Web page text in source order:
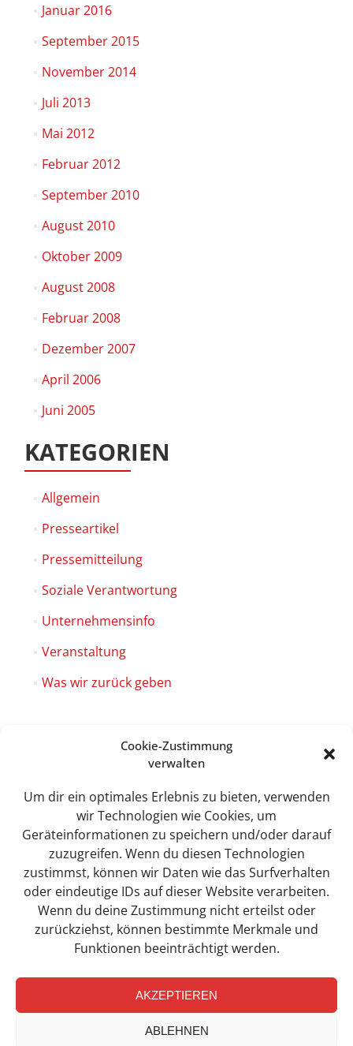
Cookie-Zustimmung
verwalten
Um dir ein optimales Erlebnis zu bieten, verwenden
wir Technologien wie Cookies, um
Geräteinformationen zu speichern und/oder darauf
zuzugreifen. Wenn du diesen Technologien
zustimmst, können wir Daten wie das Surfverhalten
oder eindeutige IDs auf dieser Website verarbeiten.
Wenn du deine Zustimmung nicht erteilst oder
zurückziehst, können bestimmte Merkmale und
Funktionen beeinträchtigt werden.
AKZEPTIEREN
ABLEHNEN
Januar 2016
September 2015
November 2014
Juli 2013
Mai 2012
Februar 2012
September 2010
August 2010
Oktober 2009
August 2008
Februar 2008
Dezember 2007
April 2006
Juni 2005
KATEGORIEN
Allgemein
Presseartikel
Pressemitteilung
Soziale Verantwortung
Unternehmensinfo
Veranstaltung
Was wir zurück geben
Sweet Tec GmbH
Lindhorst 4
19258 Boizenburg
info@sweet-tec.de
+49(0) 3 88 47 / 342 - 0
Facebook-
Link